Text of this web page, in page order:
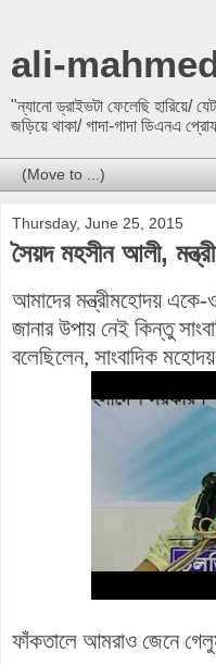
ali-
"ন্যানো ড্রাইভটা ফেলেছি হারিয়ে/
জড়িয়ে থাকা/ গাদা-গাদা ডিএনএ
Thursday, June 25, 2015
সৈয়দ মহসীন আলী,
আমাদের মন্ত্রীমহোদয়
জানার উপায় নেই কিন্তু
বলেছিলেন, সাংবাদিক
ফাঁকতালে আমরাও জেনে